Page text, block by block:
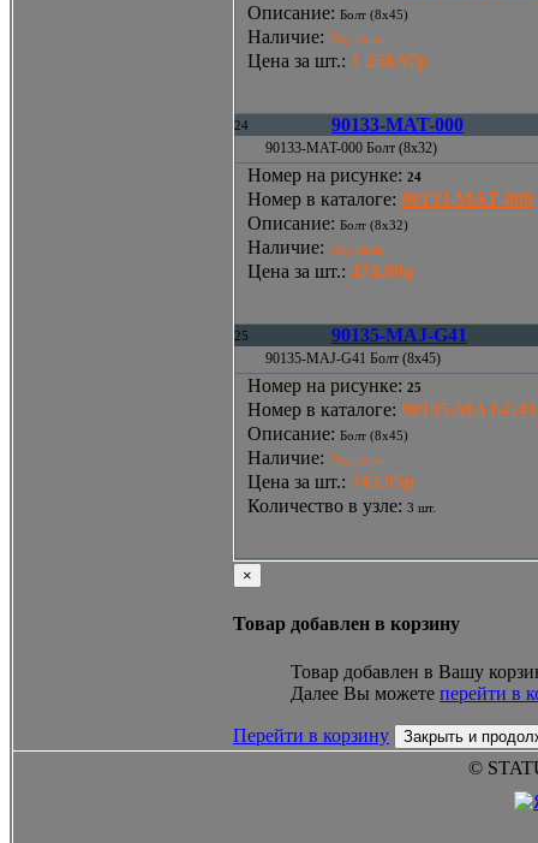
Описание: Болт (8x45)
Наличие: Под заказ
Цена за шт.: 1 258.97р
24 90133-MAT-000
90133-MAT-000 Болт (8х32)
Номер на рисунке: 24
Номер в каталоге: 90133-MAT-000
Описание: Болт (8х32)
Наличие: Под заказ
Цена за шт.: 474.69р
25 90135-MAJ-G41
90135-MAJ-G41 Болт (8x45)
Номер на рисунке: 25
Номер в каталоге: 90135-MAJ-G41
Описание: Болт (8x45)
Наличие: Под заказ
Цена за шт.: 745.95р
Количество в узле: 3 шт.
×
Товар добавлен в корзину
Товар добавлен в Вашу
Далее Вы можете перейти в
Перейти в корзину Закрыть и
©